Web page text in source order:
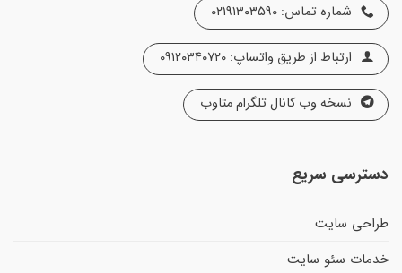
شماره تماس: ۰۲۱۹۱۳۰۳۵۹۰
ارتباط از طریق واتساپ: ۰۹۱۲۰۳۴۰۷۲۰
نسخه وب کانال تلگرام متاوب
دسترسی سریع
طراحی سایت
خدمات سئو سایت